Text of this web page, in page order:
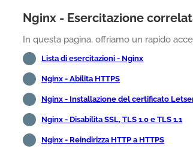
Nginx - Esercitazione
In questa pagina, offriamo un rapido
Lista di esercitazioni - Nginx
Nginx - Abilita HTTPS
Nginx - Installazione del certificato
Nginx - Disabilita SSL, TLS 1.0 e TLS 1.1
Nginx - Reindirizza HTTP a HTTPS